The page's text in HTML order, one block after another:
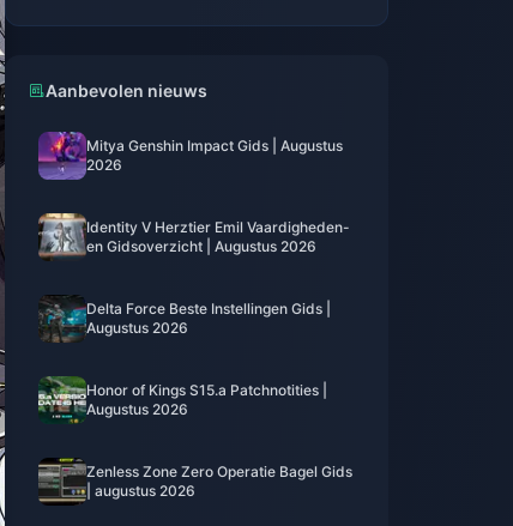
Aanbevolen nieuws
Mitya Genshin Impact Gids | Augustus
2026
Identity V Herztier Emil Vaardigheden-
en Gidsoverzicht | Augustus 2026
Delta Force Beste Instellingen Gids |
Augustus 2026
Honor of Kings S15.a Patchnotities |
Augustus 2026
Zenless Zone Zero Operatie Bagel Gids
| augustus 2026